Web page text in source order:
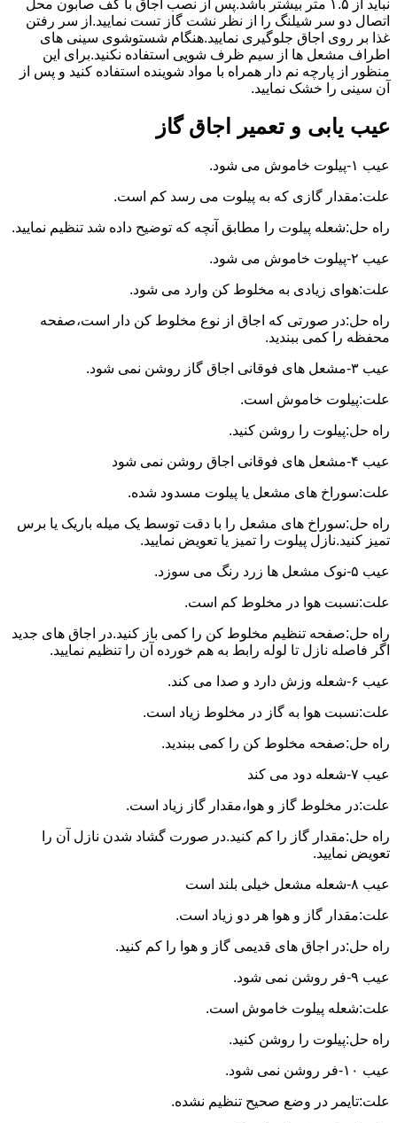
نباید از ۱.۵ متر بیشتر باشد.پس از نصب اجاق با کف صابون محل
اتصال دو سر شیلنگ را از نظر نشت گاز تست نمایید.از سر رفتن
غذا بر روی اجاق جلوگیری نمایید.هنگام شستوشوی سینی های
اطراف مشعل ها از سیم ظرف شویی استفاده نکنید.برای این
منظور از پارچه نم دار همراه با مواد شوینده استفاده کنید و پس از
آن سینی را خشک نمایید.
عیب یابی و تعمیر اجاق گاز
عیب ۱-پیلوت خاموش می شود.
علت:مقدار گازی که به پیلوت می رسد کم است.
راه حل:شعله پیلوت را مطابق آنچه که توضیح داده شد تنظیم نمایید.
عیب ۲-پیلوت خاموش می شود.
علت:هوای زیادی به مخلوط کن وارد می شود.
راه حل:در صورتی که اجاق از نوع مخلوط کن دار است،صفحه
محفظه را کمی ببندید.
عیب ۳-مشعل های فوقانی اجاق گاز روشن نمی شود.
علت:پیلوت خاموش است.
راه حل:پیلوت را روشن کنید.
عیب ۴-مشعل های فوقانی اجاق روشن نمی شود
علت:سوراخ های مشعل یا پیلوت مسدود شده.
راه حل:سوراخ های مشعل را با دقت توسط یک میله باریک یا برس
تمیز کنید.نازل پیلوت را تمیز یا تعویض نمایید.
عیب ۵-نوک مشعل ها زرد رنگ می سوزد.
علت:نسبت هوا در مخلوط کم است.
راه حل:صفحه تنظیم مخلوط کن را کمی باز کنید.در اجاق های جدید
اگر فاصله نازل تا لوله رابط به هم خورده آن را تنظیم نمایید.
عیب ۶-شعله وزش دارد و صدا می کند.
علت:نسبت هوا به گاز در مخلوط زیاد است.
راه حل:صفحه مخلوط کن را کمی ببندید.
عیب ۷-شعله دود می کند
علت:در مخلوط گاز و هوا،مقدار گاز زیاد است.
راه حل:مقدار گاز را کم کنید.در صورت گشاد شدن نازل آن را
تعویض نمایید.
عیب ۸-شعله مشعل خیلی بلند است
علت:مقدار گاز و هوا هر دو زیاد است.
راه حل:در اجاق های قدیمی گاز و هوا را کم کنید.
عیب ۹-فر روشن نمی شود.
علت:شعله پیلوت خاموش است.
راه حل:پیلوت را روشن کنید.
عیب ۱۰-فر روشن نمی شود.
علت:تایمر در وضع صحیح تنظیم نشده.